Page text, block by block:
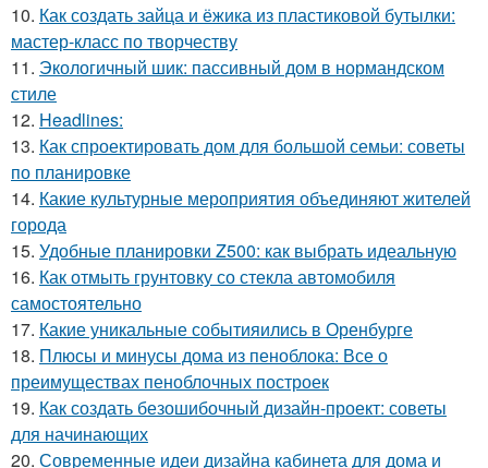
10. Как создать зайца и ёжика из пластиковой бутылки:
мастер-класс по творчеству
11. Экологичный шик: пассивный дом в нормандском
стиле
12. Headlines:
13. Как спроектировать дом для большой семьи: советы
по планировке
14. Какие культурные мероприятия объединяют жителей
города
15. Удобные планировки Z500: как выбрать идеальную
16. Как отмыть грунтовку со стекла автомобиля
самостоятельно
17. Какие уникальные событияились в Оренбурге
18. Плюсы и минусы дома из пеноблока: Все о
преимуществах пеноблочных построек
19. Как создать безошибочный дизайн-проект: советы
для начинающих
20. Современные идеи дизайна кабинета для дома и